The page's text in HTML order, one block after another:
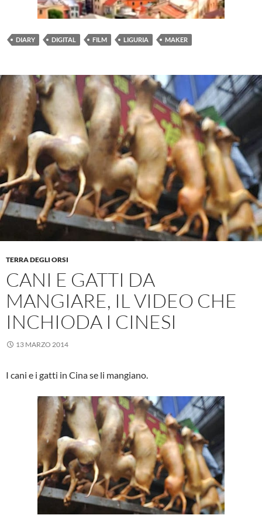
DIARY DIGITAL FILM LIGURIA MAKER
TERRA DEGLI ORSI
CANI E GATTI DA
MANGIARE, IL VIDEO CHE
INCHIODA I CINESI
13 MARZO 2014
I cani e i gatti in Cina se li mangiano.